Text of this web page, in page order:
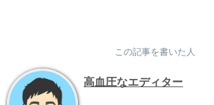
この記事を書いた人
高血圧なエディター